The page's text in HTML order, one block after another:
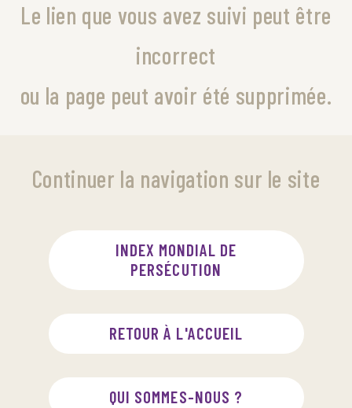
Le lien que vous avez suivi peut être
incorrect
ou la page peut avoir été supprimée.
Continuer la navigation sur le site
INDEX MONDIAL DE
PERSÉCUTION
RETOUR À L'ACCUEIL
QUI SOMMES-NOUS ?